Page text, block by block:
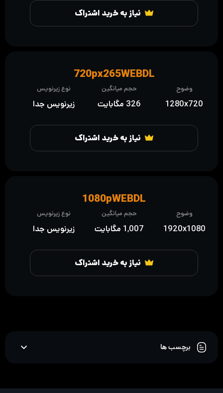
نیاز به خرید اشتراک
نیاز به خرید اشتراک
وضوح
1280x720
حجم میانگین
326 مگابایت
نوع زیرنویس
زیرنویس جدا
720px265WEBDL
نیاز به خرید اشتراک
وضوح
1920x1080
حجم میانگین
1,007 مگابایت
نوع زیرنویس
زیرنویس جدا
1080pWEBDL
برچسب ها